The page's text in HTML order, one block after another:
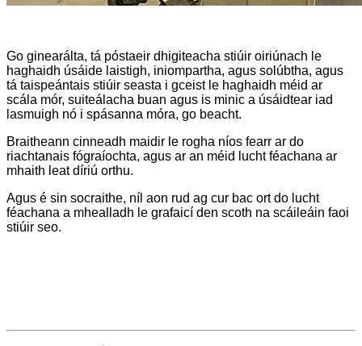
Go ginearálta, tá póstaeir dhigiteacha stiúir oiriúnach le
haghaidh úsáide laistigh, iniompartha, agus solúbtha, agus
tá taispeántais stiúir seasta i gceist le haghaidh méid ar
scála mór, suiteálacha buan agus is minic a úsáidtear iad
lasmuigh nó i spásanna móra, go beacht.
Braitheann cinneadh maidir le rogha níos fearr ar do
riachtanais fógraíochta, agus ar an méid lucht féachana ar
mhaith leat díriú orthu.
Agus é sin socraithe, níl aon rud ag cur bac ort do lucht
féachana a mhealladh le grafaicí den scoth na scáileáin faoi
stiúir seo.